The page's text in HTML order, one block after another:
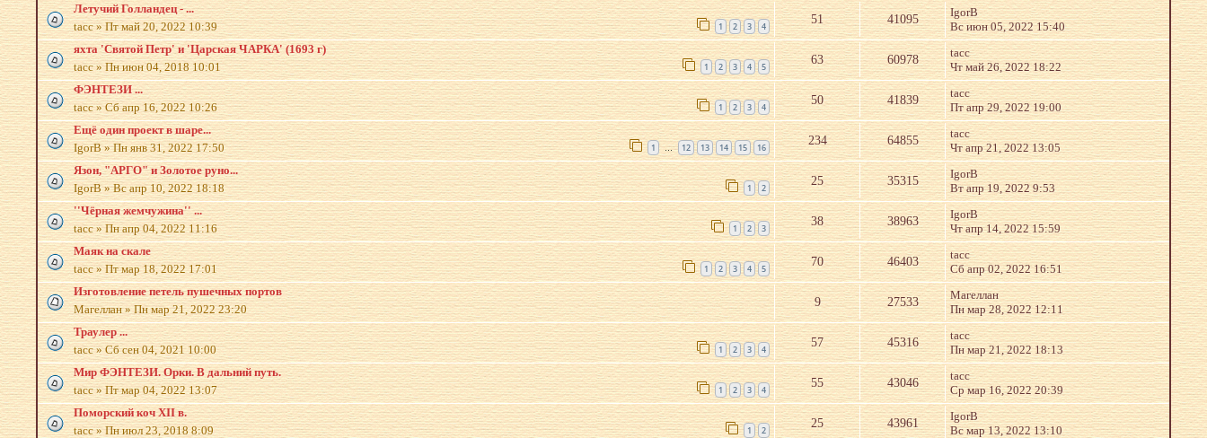
Летучий Голландец - ...
tacc»Пт май 20, 2022 10:39 1 2 3 4
51 41095
IgorB
Вс июн 05, 2022 15:40
яхта 'Святой Петр' и 'Царская ЧАРКА' (1693 г)
tacc»Пн июн 04, 2018 10:01 1 2 3 4 5
63 60978
tacc
Чт май 26, 2022 18:22
ФЭНТЕЗИ ...
tacc»Сб апр 16, 2022 10:26 1 2 3 4
50 41839
tacc
Пт апр 29, 2022 19:00
Ещё один проект в шаре...
IgorB»Пн янв 31, 2022 17:50 1 … 12 13 14 15 16
234 64855
tacc
Чт апр 21, 2022 13:05
Язон, "АРГО" и Золотое руно...
IgorB»Вс апр 10, 2022 18:18 1 2
25 35315
IgorB
Вт апр 19, 2022 9:53
''Чёрная жемчужина'' ...
tacc»Пн апр 04, 2022 11:16 1 2 3
38 38963
IgorB
Чт апр 14, 2022 15:59
Маяк на скале
tacc»Пт мар 18, 2022 17:01 1 2 3 4 5
70 46403
tacc
Сб апр 02, 2022 16:51
Изготовление петель пушечных портов
Магеллан»Пн мар 21, 2022 23:20
9 27533
Магеллан
Пн мар 28, 2022 12:11
Траулер ...
tacc»Сб сен 04, 2021 10:00 1 2 3 4
57 45316
tacc
Пн мар 21, 2022 18:13
Мир ФЭНТЕЗИ. Орки. В дальний путь.
tacc»Пт мар 04, 2022 13:07 1 2 3 4
55 43046
tacc
Ср мар 16, 2022 20:39
Поморский коч XII в.
tacc»Пн июл 23, 2018 8:09 1 2
25 43961
IgorB
Вс мар 13, 2022 13:10